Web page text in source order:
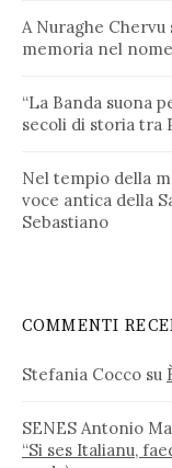
A Nuraghe
memoria nel
“La Banda suona
secoli di storia tra
Nel tempio della
voce antica della
Sebastiano
COMMENTI
Stefania Cocco su
SENES Antonio
“Si ses Italianu,